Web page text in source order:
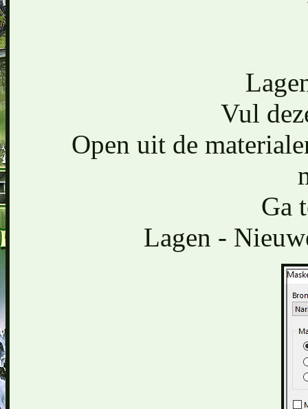
Vul
Open uit de
Ga
Lagen -